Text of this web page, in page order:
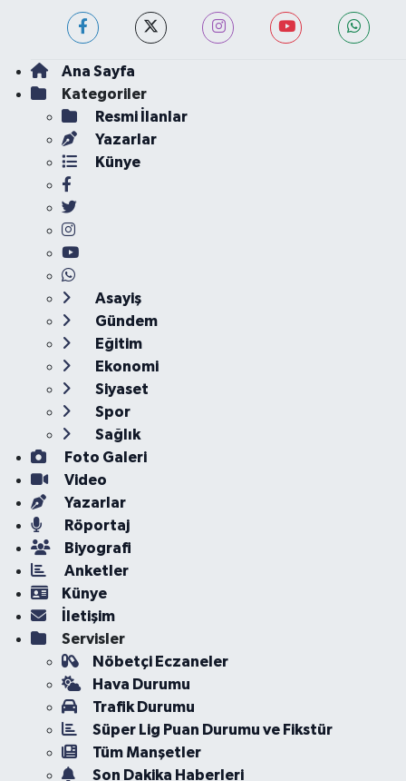
Ana Sayfa
Kategoriler
Resmi İlanlar
Yazarlar
Künye
Asayiş
Gündem
Eğitim
Ekonomi
Siyaset
Spor
Sağlık
Foto Galeri
Video
Yazarlar
Röportaj
Biyografi
Anketler
Künye
İletişim
Servisler
Nöbetçi Eczaneler
Hava Durumu
Trafik Durumu
Süper Lig Puan Durumu ve Fikstür
Tüm Manşetler
Son Dakika Haberleri